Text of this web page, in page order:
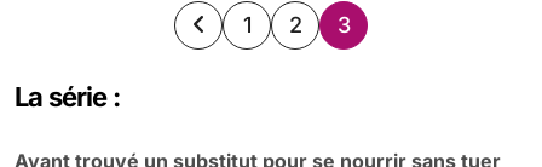
hyde.net, Allan Hyde a parlé de son rôle...